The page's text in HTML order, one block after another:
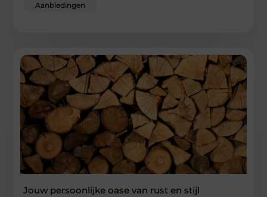
Aanbiedingen
Jouw persoonlijke oase van rust en stijl